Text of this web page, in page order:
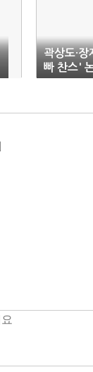
곽상도·
빠 찬스'
역린 건드